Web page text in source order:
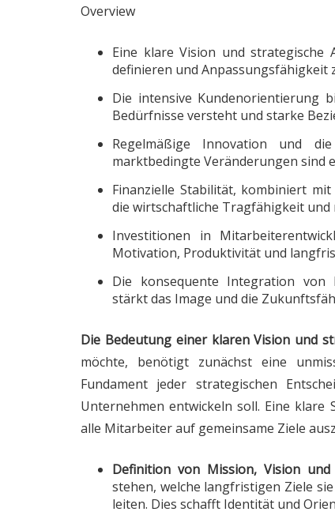
Overview
Eine klare Vision und strategische
definieren und Anpassungsfähigkeit
Die intensive Kundenorientierung
Bedürfnisse versteht und starke
Regelmäßige Innovation und
marktbedingte Veränderungen sind
Finanzielle Stabilität, kombiniert
die wirtschaftliche Tragfähigkeit
Investitionen in
Motivation, Produktivität und
Die konsequente Integration von
stärkt das Image und die
Die Bedeutung einer klaren Vision und
möchte, benötigt zunächst eine
Fundament jeder strategischen
Unternehmen entwickeln soll. Eine klare
alle Mitarbeiter auf gemeinsame Ziele
Definition von Mission, Vision und
stehen, welche langfristigen Ziele
leiten. Dies schafft Identität und